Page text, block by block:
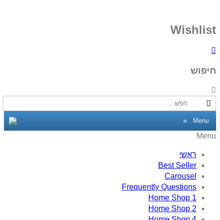
Wishlist
חיפוש
Menu
≡
Menu
ראשי
Best Seller
Carousel
Frequently Questions
Home Shop 1
Home Shop 2